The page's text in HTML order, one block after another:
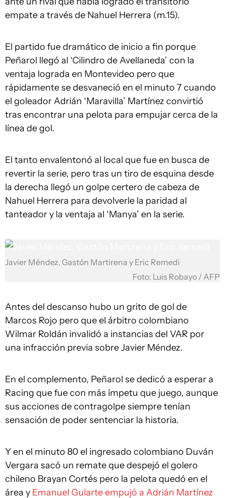
empate a través de Nahuel Herrera (m.15).
El partido fue dramático de inicio a fin porque
Peñarol llegó al ‘Cilindro de Avellaneda’ con la
ventaja lograda en Montevideo pero que
rápidamente se desvaneció en el minuto 7 cuando
el goleador Adrián ‘Maravilla’ Martínez convirtió
tras encontrar una pelota para empujar cerca de la
línea de gol.
El tanto envalentonó al local que fue en busca de
revertir la serie, pero tras un tiro de esquina desde
la derecha llegó un golpe certero de cabeza de
Nahuel Herrera para devolverle la paridad al
tanteador y la ventaja al ‘Manya’ en la serie.
Javier Méndez, Gastón Martirena y Eric Remedi
Foto: Luis Robayo / AFP
Antes del descanso hubo un grito de gol de
Marcos Rojo pero que el árbitro colombiano
Wilmar Roldán invalidó a instancias del VAR por
una infracción previa sobre Javier Méndez.
En el complemento, Peñarol se dedicó a esperar a
Racing que fue con más ímpetu que juego, aunque
sus acciones de contragolpe siempre tenían
sensación de poder sentenciar la historia.
Y en el minuto 80 el ingresado colombiano Duván
Vergara sacó un remate que despejó el golero
chileno Brayan Cortés pero la pelota quedó en el
área y Emanuel Gularte empujó a Adrián Martínez